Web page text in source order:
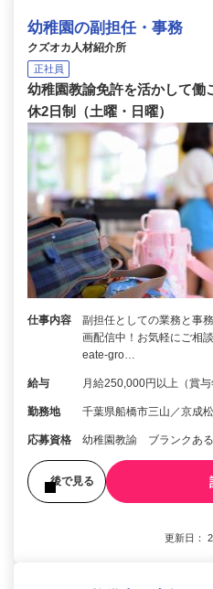
幼稚園の副担任・事務
クズオカ人材紹介所
正社員
幼稚園教諭免許を活かして
休2日制（土曜・日曜）
仕事内容
副担任としての業務と事
画配信中！お気軽にご相
eate-gro…
給与 月給250,000円以上（賞与
勤務地 千葉県船橋市三山／京成
応募資格 幼稚園教諭 ブランクあ
後で見る
更新日：